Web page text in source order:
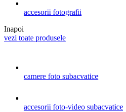
accesorii fotografii
Inapoi
vezi toate produsele
camere foto subacvatice
accesorii foto-video subacvatice